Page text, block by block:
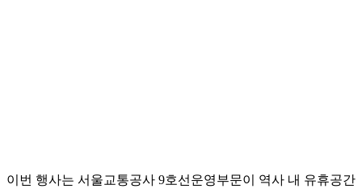
이번 행사는 서울교통공사 9호선운영부문이 역사 내 유휴공간